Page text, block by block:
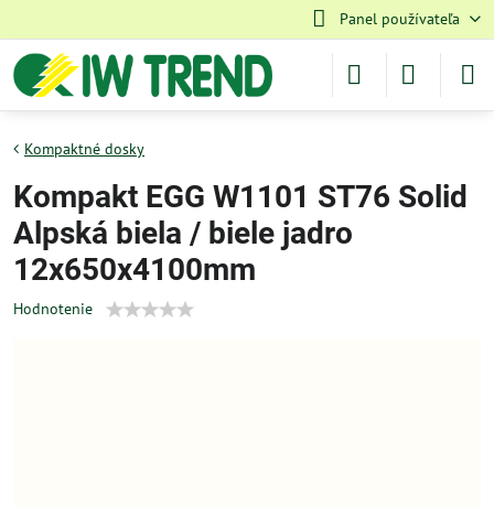
Panel používateľa
Kompaktné dosky
Kompakt EGG W1101 ST76 Solid
Alpská biela / biele jadro
12x650x4100mm
Hodnotenie